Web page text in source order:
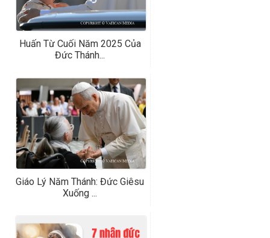
Huấn Từ Cuối Năm 2025 Của
Đức Thánh...
Giáo Lý Năm Thánh: Đức Giêsu
Xuống ...